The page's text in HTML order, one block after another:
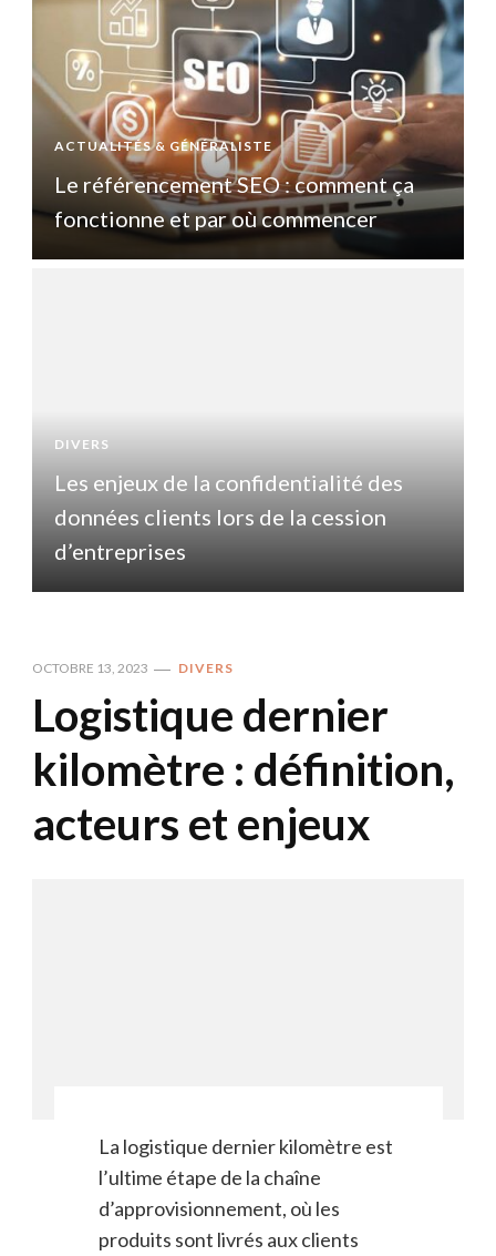
ACTUALITÉS & GÉNÉRALISTE
Le référencement SEO : comment ça
fonctionne et par où commencer
DIVERS
Les enjeux de la confidentialité des
données clients lors de la cession
d’entreprises
OCTOBRE 13, 2023 DIVERS
Logistique dernier
kilomètre : définition,
acteurs et enjeux
La logistique dernier kilomètre est
l’ultime étape de la chaîne
d’approvisionnement, où les
produits sont livrés aux clients